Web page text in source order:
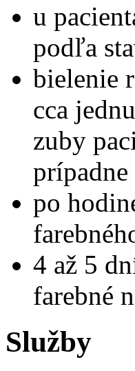
u
podľa
bielenie
cca
zuby
po
4 až 5
farebné
Služby